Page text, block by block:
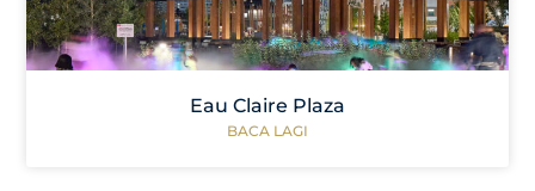
Eau Claire Plaza
BACA LAGI